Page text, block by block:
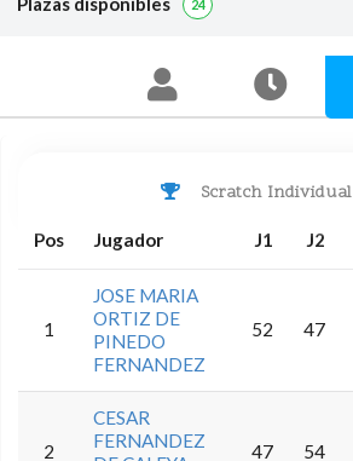
24
Scratch Individual
Pos Jugador J1 J2
1
JOSE MARIA
ORTIZ DE
PINEDO
FERNANDEZ
52 47
2
CESAR
FERNANDEZ
47 54